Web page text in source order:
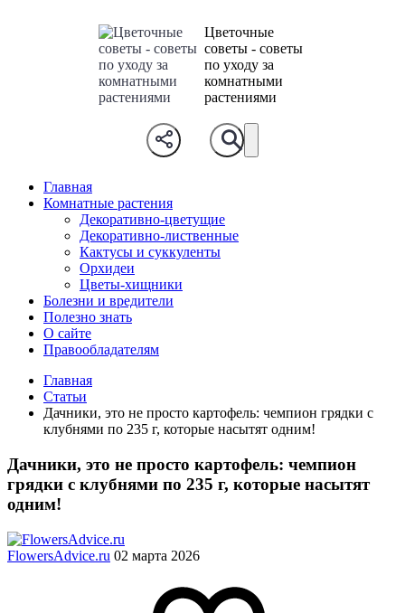
Цветочные
советы - советы
по уходу за
комнатными
растениями
Главная
Комнатные растения
Декоративно-цветущие
Декоративно-лиственные
Кактусы и суккуленты
Орхидеи
Цветы-хищники
Болезни и вредители
Полезно знать
О сайте
Правообладателям
Главная
Статьи
Дачники, это не просто картофель: чемпион грядки с
клубнями по 235 г, которые насытят одним!
Дачники, это не просто картофель: чемпион
грядки с клубнями по 235 г, которые насытят
одним!
FlowersAdvice.ru 02 марта 2026